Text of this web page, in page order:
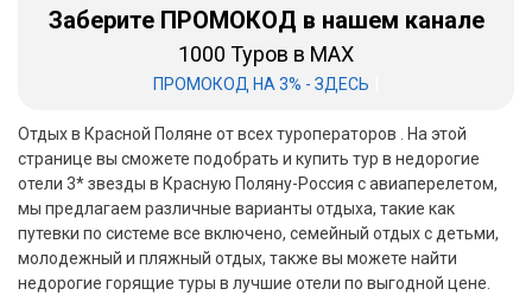
Заберите ПРОМОКОД в нашем канале
1000 Туров в MAX
ПРОМОКОД НА 3% - ЗДЕСЬ
Отдых в Красной Поляне от всех туроператоров . На этой
странице вы сможете подобрать и купить тур в недорогие
отели 3* звезды в Красную Поляну-Россия с авиаперелетом,
мы предлагаем различные варианты отдыха, такие как
путевки по системе все включено, семейный отдых с детьми,
молодежный и пляжный отдых, также вы можете найти
недорогие горящие туры в лучшие отели по выгодной цене.
Абхазия
Большой Сочи
Кав Мин Воды
Экскурсионные туры